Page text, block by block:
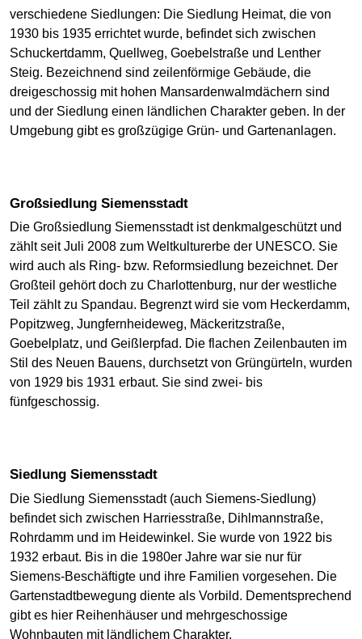
verschiedene Siedlungen: Die Siedlung Heimat, die von
1930 bis 1935 errichtet wurde, befindet sich zwischen
Schuckertdamm, Quellweg, Goebelstraße und Lenther
Steig. Bezeichnend sind zeilenförmige Gebäude, die
dreigeschossig mit hohen Mansardenwalmdächern sind
und der Siedlung einen ländlichen Charakter geben. In der
Umgebung gibt es großzügige Grün- und Gartenanlagen.
Großsiedlung Siemensstadt
Die Großsiedlung Siemensstadt ist denkmalgeschützt und
zählt seit Juli 2008 zum Weltkulturerbe der UNESCO. Sie
wird auch als Ring- bzw. Reformsiedlung bezeichnet. Der
Großteil gehört doch zu Charlottenburg, nur der westliche
Teil zählt zu Spandau. Begrenzt wird sie vom Heckerdamm,
Popitzweg, Jungfernheideweg, Mäckeritzstraße,
Goebelplatz, und Geißlerpfad. Die flachen Zeilenbauten im
Stil des Neuen Bauens, durchsetzt von Grüngürteln, wurden
von 1929 bis 1931 erbaut. Sie sind zwei- bis
fünfgeschossig.
Siedlung Siemensstadt
Die Siedlung Siemensstadt (auch Siemens-Siedlung)
befindet sich zwischen Harriesstraße, Dihlmannstraße,
Rohrdamm und im Heidewinkel. Sie wurde von 1922 bis
1932 erbaut. Bis in die 1980er Jahre war sie nur für
Siemens-Beschäftigte und ihre Familien vorgesehen. Die
Gartenstadtbewegung diente als Vorbild. Dementsprechend
gibt es hier Reihenhäuser und mehrgeschossige
Wohnbauten mit ländlichem Charakter.